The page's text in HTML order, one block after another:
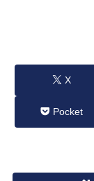
X
Pocket